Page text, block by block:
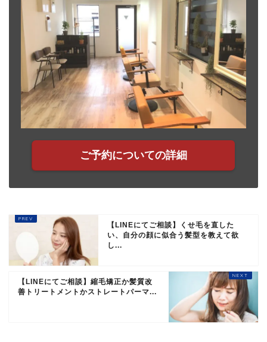
ご予約についての詳細
【LINEにてご相談】くせ毛を直した
い、自分の顔に似合う髪型を教えて欲
し...
【LINEにてご相談】縮毛矯正か髪質改
善トリートメントかストレートパーマ...